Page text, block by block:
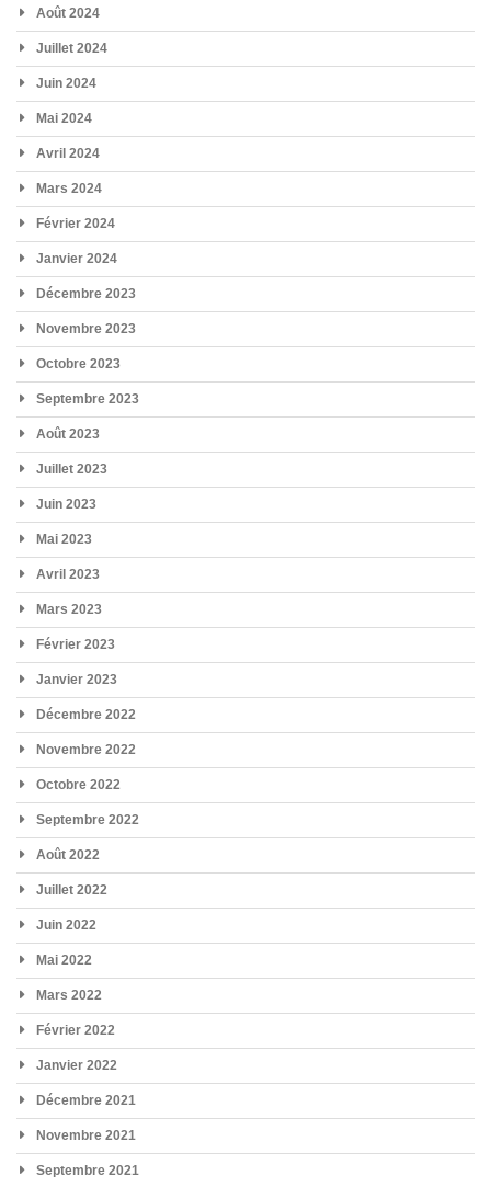
Août 2024
Juillet 2024
Juin 2024
Mai 2024
Avril 2024
Mars 2024
Février 2024
Janvier 2024
Décembre 2023
Novembre 2023
Octobre 2023
Septembre 2023
Août 2023
Juillet 2023
Juin 2023
Mai 2023
Avril 2023
Mars 2023
Février 2023
Janvier 2023
Décembre 2022
Novembre 2022
Octobre 2022
Septembre 2022
Août 2022
Juillet 2022
Juin 2022
Mai 2022
Mars 2022
Février 2022
Janvier 2022
Décembre 2021
Novembre 2021
Septembre 2021